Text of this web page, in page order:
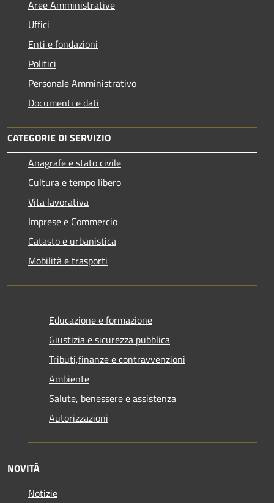
Aree Amministrative
Uffici
Enti e fondazioni
Politici
Personale Amministrativo
Documenti e dati
CATEGORIE DI SERVIZIO
Anagrafe e stato civile
Cultura e tempo libero
Vita lavorativa
Imprese e Commercio
Catasto e urbanistica
Mobilità e trasporti
Educazione e formazione
Giustizia e sicurezza pubblica
Tributi,finanze e contravvenzioni
Ambiente
Salute, benessere e assistenza
Autorizzazioni
NOVITÀ
Notizie